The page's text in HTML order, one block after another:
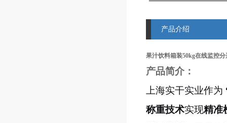
产品介绍
果汁饮料箱装50kg在线监控分
产品简介：
上海实干实业作为
称重技术实现精准